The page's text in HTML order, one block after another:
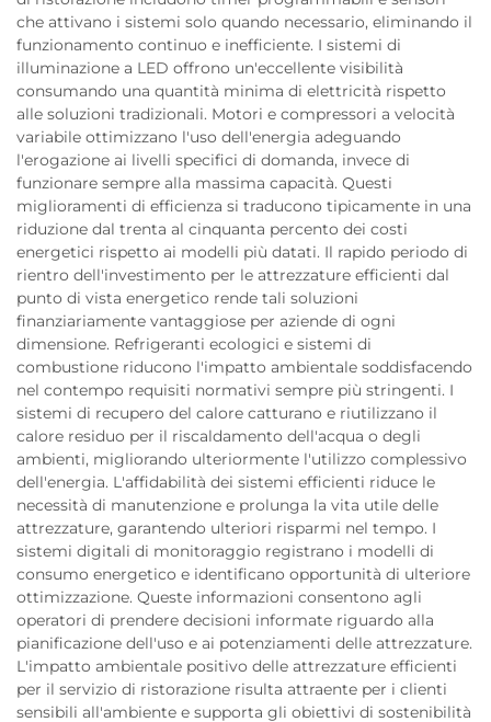
che attivano i sistemi solo quando necessario, eliminando il
funzionamento continuo e inefficiente. I sistemi di
illuminazione a LED offrono un'eccellente visibilità
consumando una quantità minima di elettricità rispetto
alle soluzioni tradizionali. Motori e compressori a velocità
variabile ottimizzano l'uso dell'energia adeguando
l'erogazione ai livelli specifici di domanda, invece di
funzionare sempre alla massima capacità. Questi
miglioramenti di efficienza si traducono tipicamente in una
riduzione dal trenta al cinquanta percento dei costi
energetici rispetto ai modelli più datati. Il rapido periodo di
rientro dell'investimento per le attrezzature efficienti dal
punto di vista energetico rende tali soluzioni
finanziariamente vantaggiose per aziende di ogni
dimensione. Refrigeranti ecologici e sistemi di
combustione riducono l'impatto ambientale soddisfacendo
nel contempo requisiti normativi sempre più stringenti. I
sistemi di recupero del calore catturano e riutilizzano il
calore residuo per il riscaldamento dell'acqua o degli
ambienti, migliorando ulteriormente l'utilizzo complessivo
dell'energia. L'affidabilità dei sistemi efficienti riduce le
necessità di manutenzione e prolunga la vita utile delle
attrezzature, garantendo ulteriori risparmi nel tempo. I
sistemi digitali di monitoraggio registrano i modelli di
consumo energetico e identificano opportunità di ulteriore
ottimizzazione. Queste informazioni consentono agli
operatori di prendere decisioni informate riguardo alla
pianificazione dell'uso e ai potenziamenti delle attrezzature.
L'impatto ambientale positivo delle attrezzature efficienti
per il servizio di ristorazione risulta attraente per i clienti
sensibili all'ambiente e supporta gli obiettivi di sostenibilità